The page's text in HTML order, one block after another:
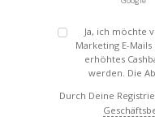
Ja, ich möchte
Marketing E-
erhöhtes
werden. Die
Durch Deine